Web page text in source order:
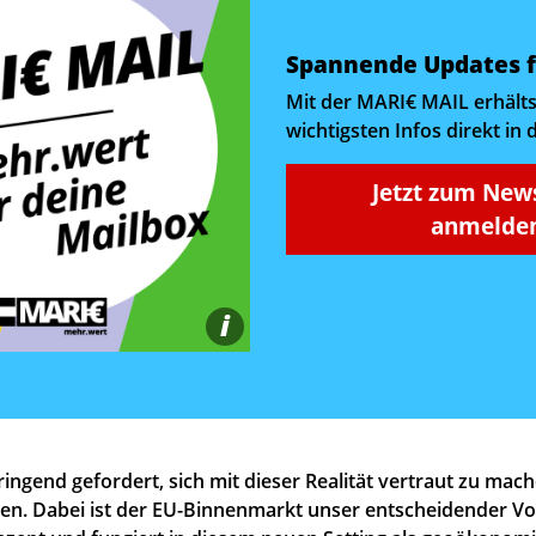
i
Spannende
Mit der MARI€ MAIL
wichtigsten Infos direkt in
Jetzt zum
gefordert, sich mit dieser Realität vertraut zu
Dabei ist der EU-Binnenmarkt unser entscheidender